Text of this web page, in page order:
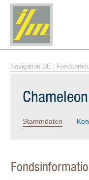
Navigation DE
Stammdaten